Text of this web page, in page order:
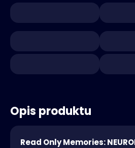
Opis produktu
Read Only Memories: